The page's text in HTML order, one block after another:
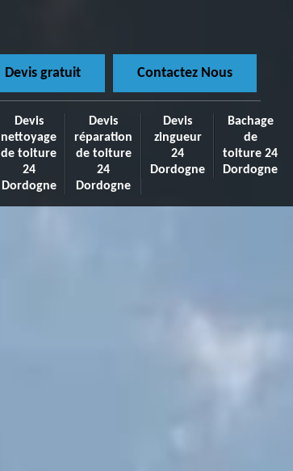
Devis gratuit Contactez Nous
Devis
nettoyage
de toiture
24
Dordogne
Devis
réparation
de toiture
24
Dordogne
Devis
zingueur
24
Dordogne
Bachage
de
toiture 24
Dordogne